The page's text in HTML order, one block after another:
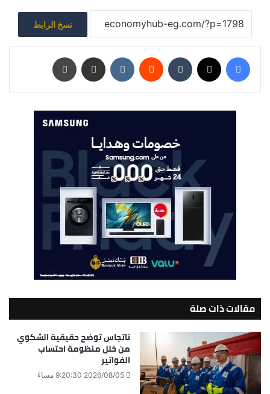
نسخ الرابط
مقالات ذات صلة
ناتجاس توضح حقيقية الشكوي
من خلل منظومة احتساب
الفواتير
2026/08/05 9:20:30 مساءً